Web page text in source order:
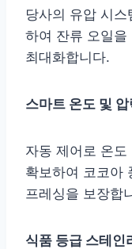
당사의 유압 시
하여 잔류 오일을
최대화합니다.
스마트 온도 및 압
자동 제어로 온
확보하여 코코아
프레싱을 보장합
식품 등급 스테인